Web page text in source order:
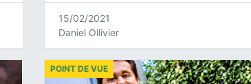
15/02/2021
Daniel Ollivier
POINT DE VUE